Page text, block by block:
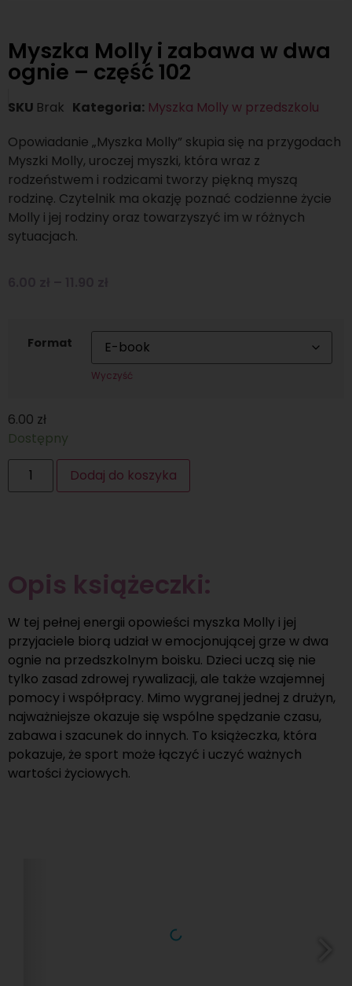
Myszka Molly i zabawa w dwa
ognie – część 102
SKU Brak Kategoria: Myszka Molly w przedszkolu
Opowiadanie „Myszka Molly” skupia się na przygodach
Myszki Molly, uroczej myszki, która wraz z
rodzeństwem i rodzicami tworzy piękną myszą
rodzinę. Czytelnik ma okazję poznać codzienne życie
Molly i jej rodziny oraz towarzyszyć im w różnych
sytuacjach.
Format
Wyczyść
6.00 zł
Dostępny
Dodaj do koszyka
Opis książeczki:
W tej pełnej energii opowieści myszka Molly i jej
przyjaciele biorą udział w emocjonującej grze w dwa
ognie na przedszkolnym boisku. Dzieci uczą się nie
tylko zasad zdrowej rywalizacji, ale także wzajemnej
pomocy i współpracy. Mimo wygranej jednej z drużyn,
najważniejsze okazuje się wspólne spędzanie czasu,
zabawa i szacunek do innych. To książeczka, która
pokazuje, że sport może łączyć i uczyć ważnych
wartości życiowych.